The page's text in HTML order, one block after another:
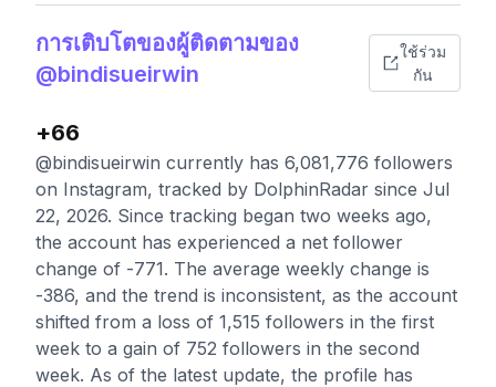
การเติบโตของผู้ติดตามของ
@bindisueirwin
ใช้ร่วม
กัน
+66
@bindisueirwin currently has 6,081,776 followers
on Instagram, tracked by DolphinRadar since Jul
22, 2026. Since tracking began two weeks ago,
the account has experienced a net follower
change of -771. The average weekly change is
-386, and the trend is inconsistent, as the account
shifted from a loss of 1,515 followers in the first
week to a gain of 752 followers in the second
week. As of the latest update, the profile has